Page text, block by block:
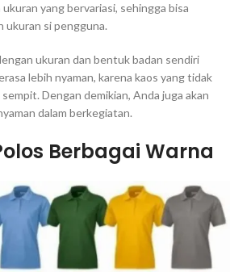
yang bervariasi, sehingga bisa
ukuran si pengguna.
ukuran dan bentuk badan sendiri
lebih nyaman, karena kaos yang tidak
Dengan demikian, Anda juga akan
dalam berkegiatan.
Berbagai Warna